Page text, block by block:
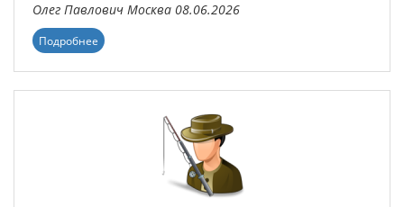
Олег Павлович Москва 08.06.2026
Подробнее